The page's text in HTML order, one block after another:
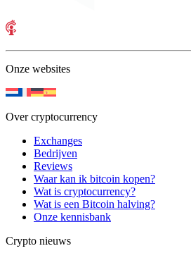
Onze websites
Over cryptocurrency
Exchanges
Bedrijven
Reviews
Waar kan ik bitcoin kopen?
Wat is cryptocurrency?
Wat is een Bitcoin halving?
Onze kennisbank
Crypto nieuws